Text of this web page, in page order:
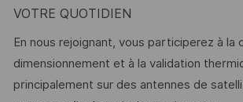
VOTRE QUOTIDIEN
En nous rejoignant, vous participerez à la
dimensionnement et à la validation
principalement sur des antennes de